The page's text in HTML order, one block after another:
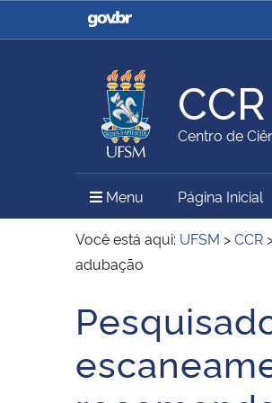
Casa Civil
Ministério da Agricultura,
Pecuária e Abastecimento
Ministério do Meio Ambiente
Secretaria de Governo
CCR
Centro de
Menu Menu Principal
Página Inicial
Você está aqui: UFSM >CCR
adubação
Início do conteúdo